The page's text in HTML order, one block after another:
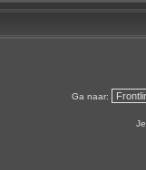
Ga naar:
Je